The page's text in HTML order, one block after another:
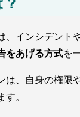
、インシデント
をあげる方式を
は、自身の権
。